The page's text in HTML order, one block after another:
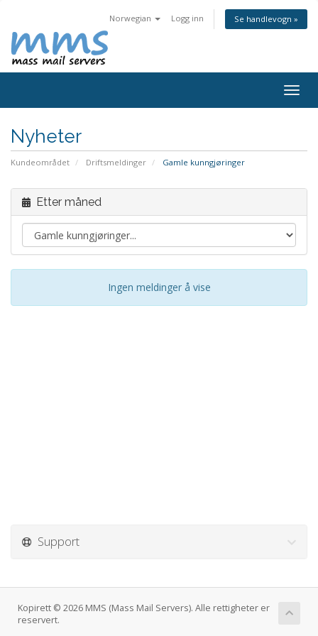
Norwegian Logg inn Se handlevogn »
Bytt
Nyheter
Kundeområdet Driftsmeldinger Gamle kunngjøringer
Etter måned
Ingen meldinger å vise
Support
Kopirett © 2026 MMS (Mass Mail Servers). Alle rettigheter er
reservert.